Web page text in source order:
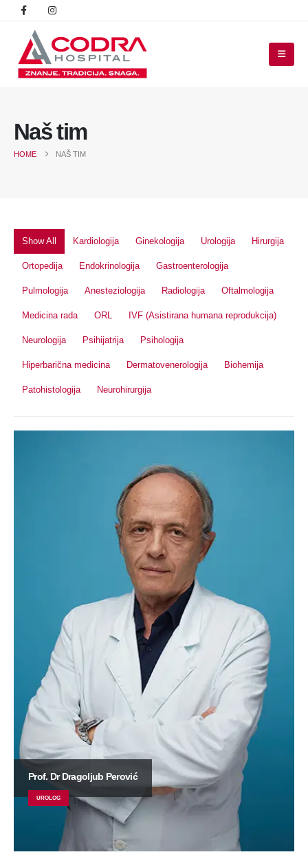
Naš tim
HOME NAŠ TIM
Show All Kardiologija Ginekologija Urologija Hirurgija
Ortopedija Endokrinologija Gastroenterologija
Pulmologija Anesteziologija Radiologija Oftalmologija
Medicina rada ORL IVF (Asistirana humana reprodukcija)
Neurologija Psihijatrija Psihologija
Hiperbarična medicina Dermatovenerologija Biohemija
Patohistologija Neurohirurgija
Prof. Dr Dragoljub Perović
UROLOG